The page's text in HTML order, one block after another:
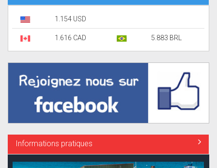
1.154 USD
1.616 CAD 5.883 BRL
Informations pratiques